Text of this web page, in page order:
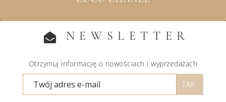
NEWSLETTER
Otrzymuj informację o nowościach i wyprzedażach